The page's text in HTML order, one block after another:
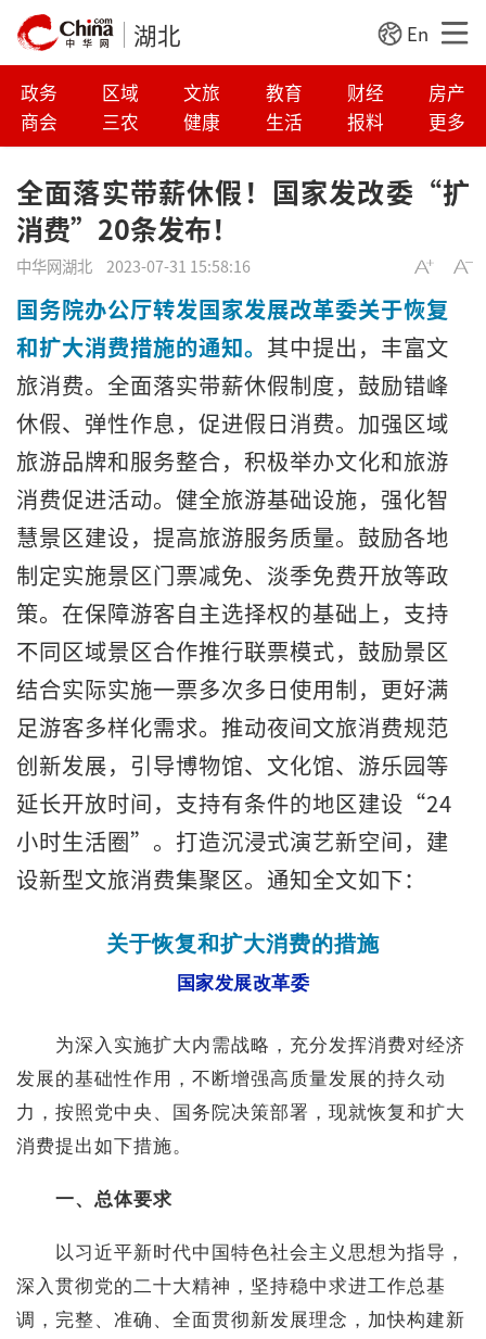
湖北 En
政务 区域 文旅 教育 财经
房产
商会
三农 健康 生活 报料 更多
全面落实带薪休假！国家发改委“扩
消费”20条发布！
中华网湖北 2023-07-31 15:58:16
国务院办公厅转发国家发展改革委关于恢复
和扩大消费措施的通知。 其中提出，丰富文
旅消费。全面落实带薪休假制度，鼓励错峰
休假、弹性作息，促进假日消费。加强区域
旅游品牌和服务整合，积极举办文化和旅游
消费促进活动。健全旅游基础设施，强化智
慧景区建设，提高旅游服务质量。鼓励各地
制定实施景区门票减免、淡季免费开放等政
策。在保障游客自主选择权的基础上，支持
不同区域景区合作推行联票模式，鼓励景区
结合实际实施一票多次多日使用制，更好满
足游客多样化需求。推动夜间文旅消费规范
创新发展，引导博物馆、文化馆、游乐园等
延长开放时间，支持有条件的地区建设“24
小时生活圈”。打造沉浸式演艺新空间，建
设新型文旅消费集聚区。通知全文如下：
关于恢复和扩大消费的措施
国家发展改革委
为深入实施扩大内需战略，充分发挥消费对经济
发展的基础性作用，不断增强高质量发展的持久动
力，按照党中央、国务院决策部署，现就恢复和扩大
消费提出如下措施。
一、总体要求
以习近平新时代中国特色社会主义思想为指导，
深入贯彻党的二十大精神，坚持稳中求进工作总基
调，完整、准确、全面贯彻新发展理念，加快构建新